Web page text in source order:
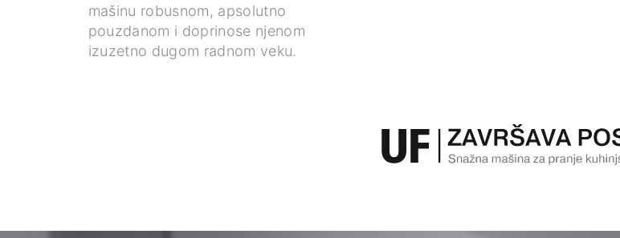
mašinu robusnom, apsolutno
pouzdanom i doprinose njenom
izuzetno dugom radnom veku.